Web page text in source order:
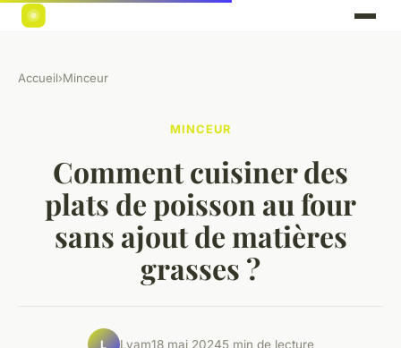
Accueil›Minceur
MINCEUR
Comment cuisiner des
plats de poisson au four
sans ajout de matières
grasses ?
L Lyam18 mai 20245 min de lecture